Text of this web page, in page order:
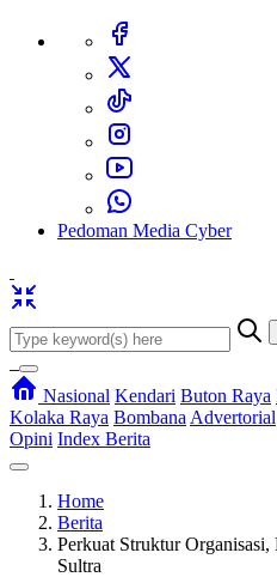
Pedoman Media Cyber
Nasional Kendari Buton Raya
Kolaka Raya Bombana Advertorial
Opini Index Berita
Home
Berita
Perkuat Struktur
Sultra